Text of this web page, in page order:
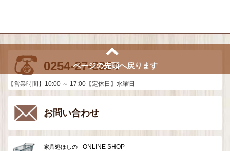
ページの先頭へ戻ります
0254-27-3354
【営業時間】10:00 ～ 17:00【定休日】水曜日
お問い合わせ
家具処ほしの ONLINE SHOP